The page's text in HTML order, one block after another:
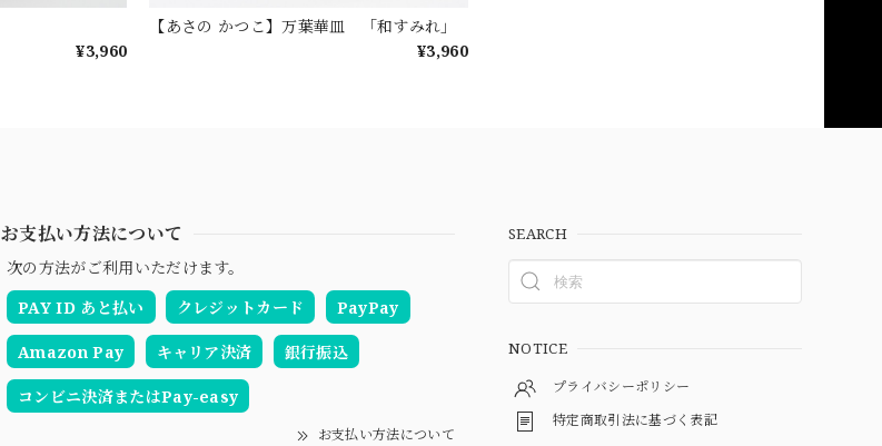
¥3,960
【あさの かつこ】万葉華皿 「和すみれ」
¥3,960
お支払い方法について
次の方法がご利用いただけます。
PAY ID あと払い
クレジットカード PayPay
Amazon Pay キャリア決済 銀行振込
コンビニ決済またはPay-easy
お支払い方法について
SEARCH
NOTICE
プライバシーポリシー
特定商取引法に基づく表記